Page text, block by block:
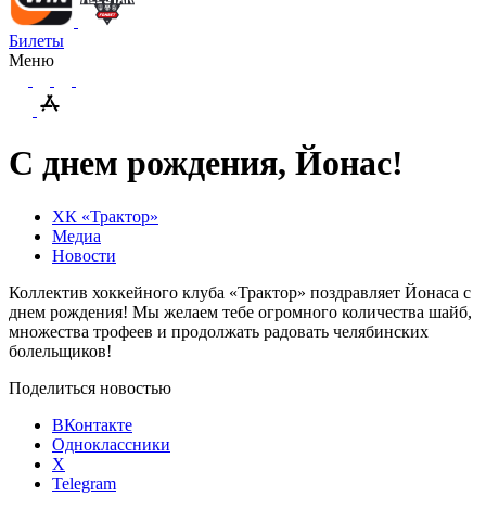
Билеты
Меню
С днем рождения, Йонас!
ХК «Трактор»
Медиа
Новости
Коллектив хоккейного клуба «Трактор» поздравляет Йонаса с
днем рождения! Мы желаем тебе огромного количества шайб,
множества трофеев и продолжать радовать челябинских
болельщиков!
Поделиться новостью
ВКонтакте
Одноклассники
X
Telegram